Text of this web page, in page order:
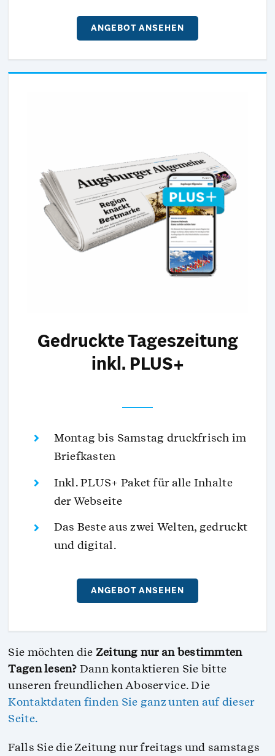
ANGEBOT ANSEHEN
Gedruckte Tageszeitung
inkl. PLUS+
Montag bis Samstag druckfrisch im
Briefkasten
Inkl. PLUS+ Paket für alle Inhalte
der Webseite
Das Beste aus zwei Welten, gedruckt
und digital.
ANGEBOT ANSEHEN
Sie möchten die Zeitung nur an bestimmten
Tagen lesen? Dann kontaktieren Sie bitte
unseren freundlichen Aboservice. Die
Kontaktdaten finden Sie ganz unten auf dieser
Seite.
Falls Sie die Zeitung nur freitags und samstags